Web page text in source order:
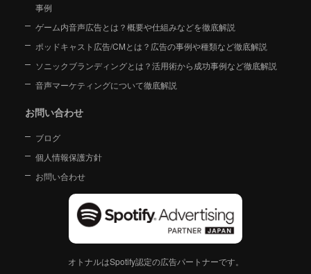
事例
ゲーム内音声広告とは？概要や仕組みなどを徹底解説
ポッドキャスト広告/CMとは？広告の事例や種類など徹底解説
ソニックブランディングとは？活用術から成功事例など徹底解説
音声マーケティングについて徹底解説
お問い合わせ
ブログ
個人情報保護方針
お問い合わせ
オトナルはSpotify認定の広告パートナーです。